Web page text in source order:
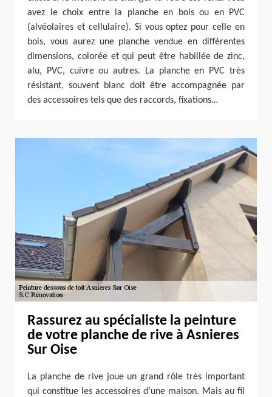
avez le choix entre la planche en bois ou en PVC
(alvéolaires et cellulaire). Si vous optez pour celle en
bois, vous aurez une planche vendue en différentes
dimensions, colorée et qui peut être habillée de zinc,
alu, PVC, cuivre ou autres. La planche en PVC très
résistant, souvent blanc doit être accompagnée par
des accessoires tels que des raccords, fixations…
Rassurez au spécialiste la peinture
de votre planche de rive à Asnieres
Sur Oise
La planche de rive joue un grand rôle très important
qui constitue les accessoires d’une maison. Mais au fil